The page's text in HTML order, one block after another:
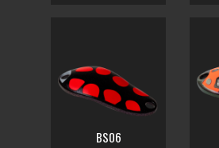
BS06